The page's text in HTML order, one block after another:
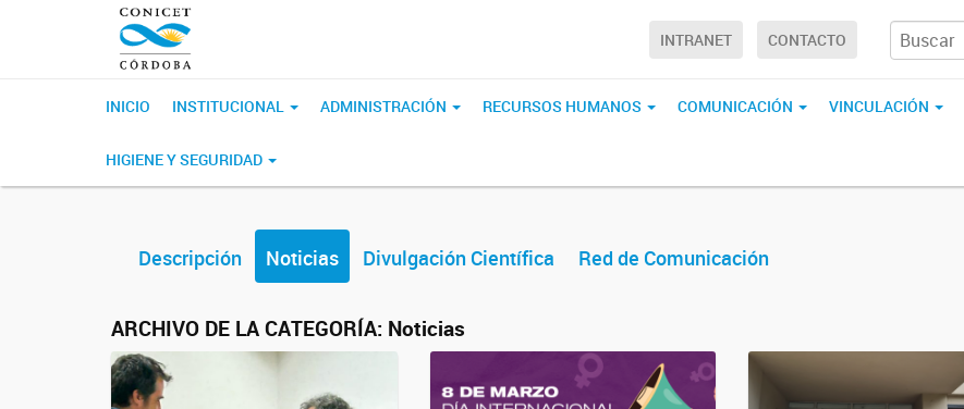
INTRANET CONTACTO
INICIO INSTITUCIONAL ADMINISTRACIÓN RECURSOS HUMANOS COMUNICACIÓN VINCULACIÓN
HIGIENE Y SEGURIDAD
Descripción Noticias Divulgación Científica Red de Comunicación
ARCHIVO DE LA CATEGORÍA: Noticias